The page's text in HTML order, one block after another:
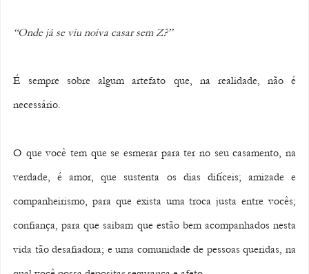
“Onde já se viu noiva casar sem Z?”
É sempre sobre algum artefato que, na realidade, não é
necessário.
O que você tem que se esmerar para ter no seu casamento, na
verdade, é amor, que sustenta os dias difíceis; amizade e
companheirismo, para que exista uma troca justa entre vocês;
confiança, para que saibam que estão bem acompanhados nesta
vida tão desafiadora; e uma comunidade de pessoas queridas, na